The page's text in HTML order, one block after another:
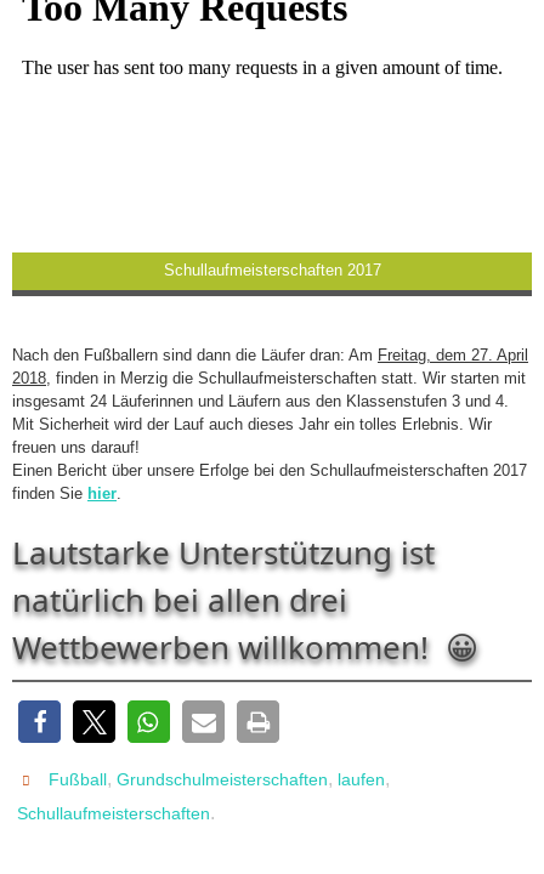
Schullaufmeisterschaften 2017
Nach den Fußballern sind dann die Läufer dran: Am Freitag, dem 27. April
2018, finden in Merzig die Schullaufmeisterschaften statt. Wir starten mit
insgesamt 24 Läuferinnen und Läufern aus den Klassenstufen 3 und 4.
Mit Sicherheit wird der Lauf auch dieses Jahr ein tolles Erlebnis. Wir
freuen uns darauf!
Einen Bericht über unsere Erfolge bei den Schullaufmeisterschaften 2017
finden Sie hier.
Lautstarke Unterstützung ist
natürlich bei allen drei
Wettbewerben willkommen! 😀
12
Fußball,Grundschulmeisterschaften, laufen,
Schullaufmeisterschaften.